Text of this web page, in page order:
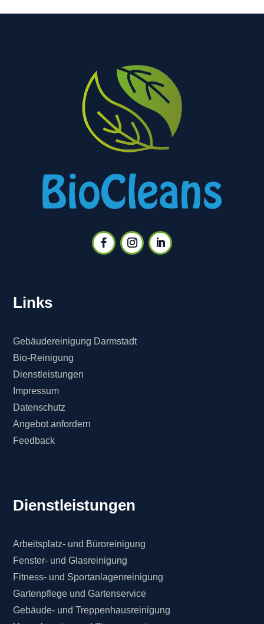
Links
Gebäudereinigung Darmstadt
Bio-Reinigung
Dienstleistungen
Impressum
Datenschutz
Angebot anfordern
Feedback
Dienstleistungen
Arbeitsplatz- und Büroreinigung
Fenster- und Glasreinigung
Fitness- und Sportanlagenreinigung
Gartenpflege und Gartenservice
Gebäude- und Treppenhausreinigung